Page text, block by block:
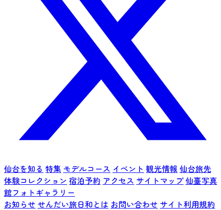
仙台を知る 特集 モデルコース イベント 観光情報 仙台旅先
体験コレクション 宿泊予約 アクセス サイトマップ仙臺写真
館フォトギャラリー
お知らせ せんだい旅日和とは お問い合わせ サイト利用規約